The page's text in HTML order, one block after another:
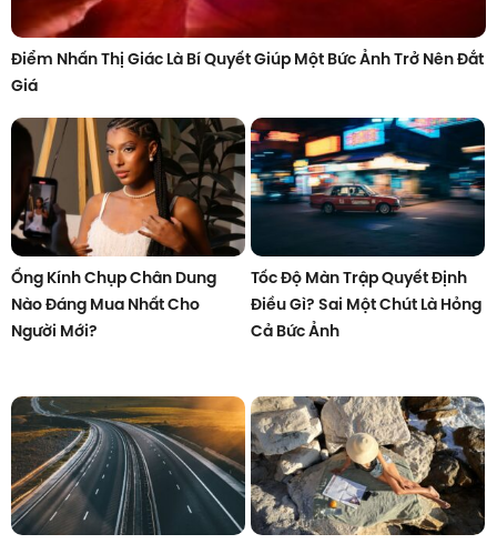
Điểm Nhấn Thị Giác Là Bí Quyết Giúp Một Bức Ảnh Trở Nên Đắt
Giá
Ống Kính Chụp Chân Dung
Nào Đáng Mua Nhất Cho
Người Mới?
Tốc Độ Màn Trập Quyết Định
Điều Gì? Sai Một Chút Là Hỏng
Cả Bức Ảnh